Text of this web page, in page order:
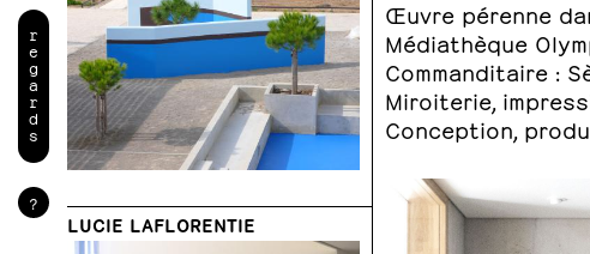
r
e
g
a
r
d
s
?
LUCIE LAFLORENTIE
Œuvre pérenne
Médiathèque
Commanditaire :
Miroiterie,
Conception,